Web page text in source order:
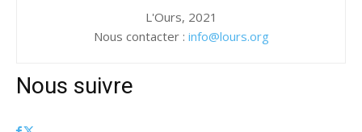
L'Ours, 2021
Nous contacter : info@lours.org
Nous suivre